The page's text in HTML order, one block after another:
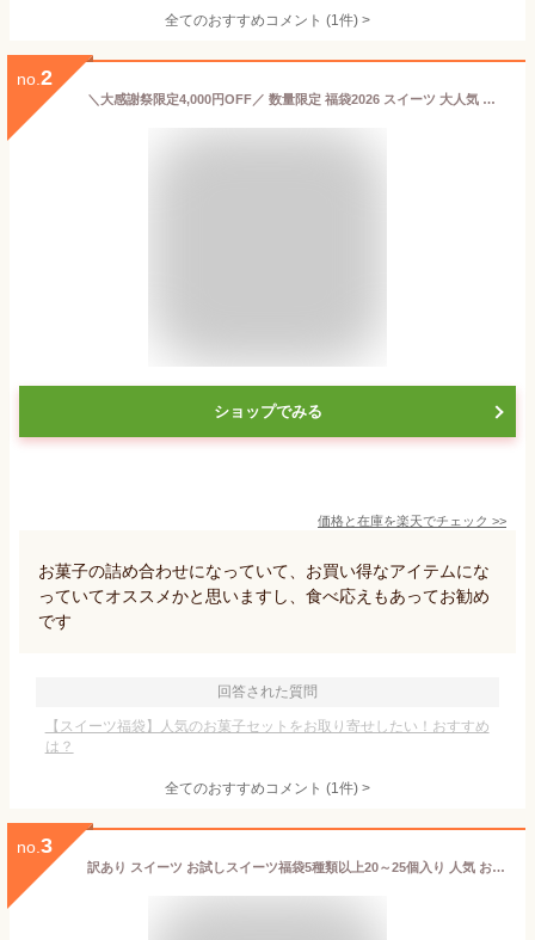
全てのおすすめコメント (1件) >
no. 2
＼大感謝祭限定4,000円OFF／ 数量限定 福袋2026 スイーツ 大人気 スイーツ 詰め合わせ 福袋 ギフト マカロン 猫型ショコラサンド プリン クッキー お試し お礼 お祝い 送料無料
ショップでみる
価格と在庫を楽天でチェック >>
お菓子の詰め合わせになっていて、お買い得なアイテムにな
っていてオススメかと思いますし、食べ応えもあってお勧め
です
回答された質問
【スイーツ福袋】人気のお菓子セットをお取り寄せしたい！おすすめ
は？
全てのおすすめコメント (1件) >
no. 3
訳あり スイーツ お試しスイーツ福袋5種類以上20～25個入り 人気 お菓子 個包装 1kg以上 詰め合わせ